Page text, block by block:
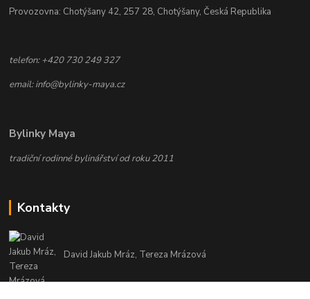
Provozovna: Chotýšany 42, 257 28, Chotýšany, Česká Republika
telefon: +420 730 249 327
email: info@bylinky-maya.cz
Bylinky Maya
tradiční rodinné bylinářství od roku 2011
Kontakty
David Jakub Mráz, Tereza Mrázová